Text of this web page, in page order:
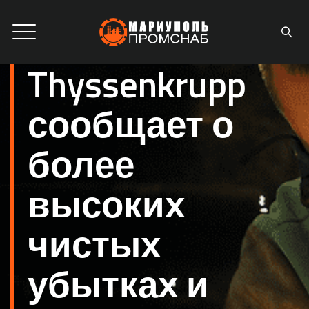
Thyssenkrupp
сообщает о
более
высоких
чистых
убытках и